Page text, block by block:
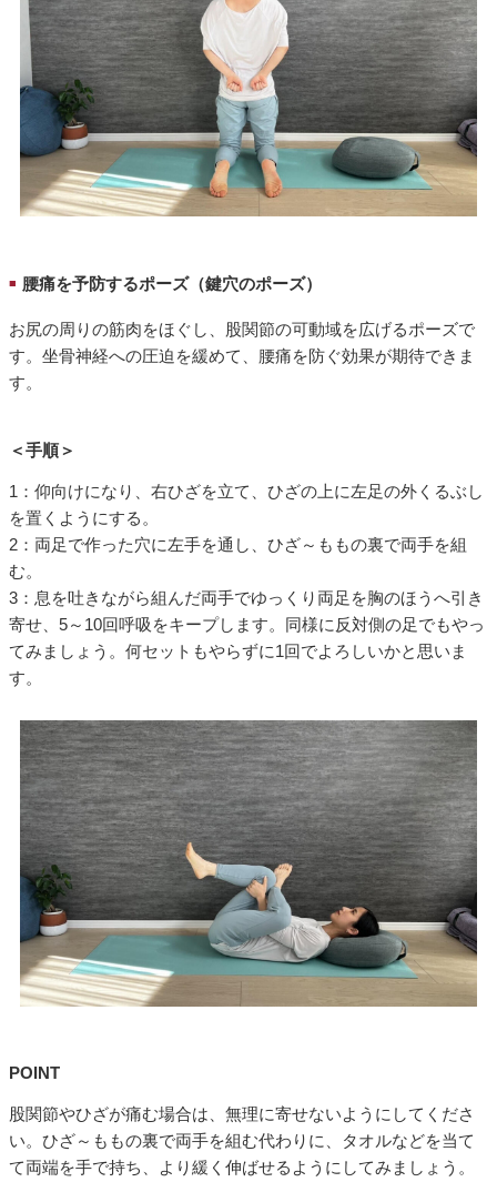
■ 腰痛を予防するポーズ（鍵穴のポーズ）
お尻の周りの筋肉をほぐし、股関節の可動域を広げるポーズで
す。坐骨神経への圧迫を緩めて、腰痛を防ぐ効果が期待できま
す。
＜手順＞
1：仰向けになり、右ひざを立て、ひざの上に左足の外くるぶし
を置くようにする。
2：両足で作った穴に左手を通し、ひざ～ももの裏で両手を組
む。
3：息を吐きながら組んだ両手でゆっくり両足を胸のほうへ引き
寄せ、5～10回呼吸をキープします。同様に反対側の足でもやっ
てみましょう。何セットもやらずに1回でよろしいかと思いま
す。
POINT
股関節やひざが痛む場合は、無理に寄せないようにしてくださ
い。ひざ～ももの裏で両手を組む代わりに、タオルなどを当て
て両端を手で持ち、より緩く伸ばせるようにしてみましょう。